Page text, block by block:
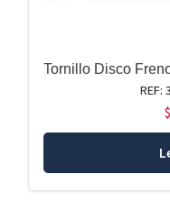
Tornillo Disco
REF:
$